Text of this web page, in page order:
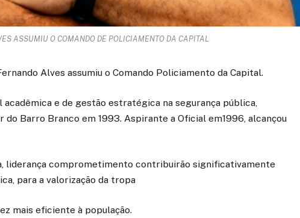
ASSUMIU O COMANDO DE POLICIAMENTO DA CAPITAL
Alves assumiu o Comando Policiamento da Capital.
e de gestão estratégica na segurança pública,
Barro Branco em 1993. Aspirante a Oficial em1996, alcançou
liderança comprometimento contribuirão significativamente
para a valorização da tropa
mais eficiente à população.